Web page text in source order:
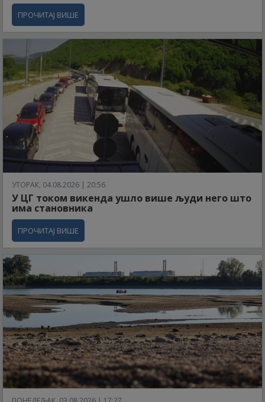
ПРОЧИТАЈ ВИШЕ
УТОРАК, 04.08.2026 | 20:56
У ЦГ током викенда ушло више људи него што
има становника
ПРОЧИТАЈ ВИШЕ